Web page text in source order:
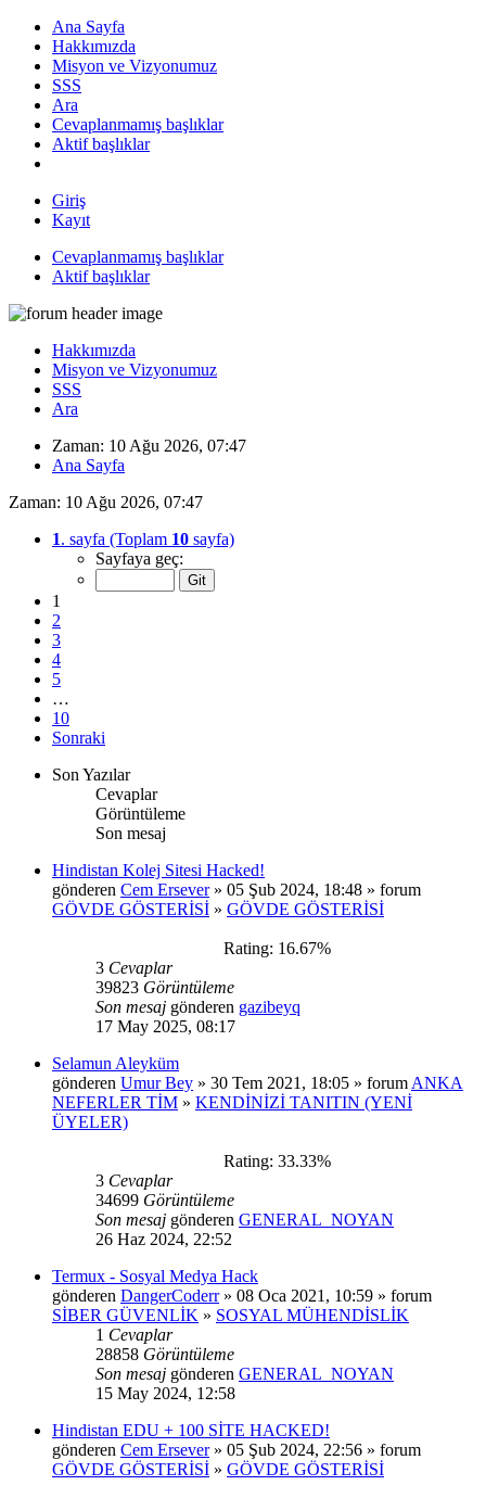
Ana Sayfa
Hakkımızda
Misyon ve Vizyonumuz
SSS
Ara
Cevaplanmamış başlıklar
Aktif başlıklar
Giriş
Kayıt
Cevaplanmamış başlıklar
Aktif başlıklar
Hakkımızda
Misyon ve Vizyonumuz
SSS
Ara
Zaman: 10 Ağu 2026, 07:47
Ana Sayfa
Zaman: 10 Ağu 2026, 07:47
1. sayfa (Toplam 10 sayfa)
Sayfaya geç:
1
2
3
4
5
…
10
Sonraki
Son Yazılar
Cevaplar
Görüntüleme
Son mesaj
Hindistan Kolej Sitesi Hacked!
gönderen Cem Ersever» 05 Şub 2024, 18:48 » forum
GÖVDE GÖSTERİSİ » GÖVDE GÖSTERİSİ
Rating: 16.67%
3 Cevaplar
39823 Görüntüleme
Son mesaj gönderen gazibeyq
17 May 2025, 08:17
Selamun Aleyküm
gönderen Umur Bey » 30 Tem 2021, 18:05 » forum ANKA
NEFERLER TİM » KENDİNİZİ TANITIN (YENİ
ÜYELER)
Rating: 33.33%
3 Cevaplar
34699 Görüntüleme
Son mesaj gönderen GENERAL_NOYAN
26 Haz 2024, 22:52
Termux - Sosyal Medya Hack
gönderen DangerCoderr» 08 Oca 2021, 10:59 » forum
SİBER GÜVENLİK » SOSYAL MÜHENDİSLİK
1 Cevaplar
28858 Görüntüleme
Son mesaj gönderen GENERAL_NOYAN
15 May 2024, 12:58
Hindistan EDU + 100 SİTE HACKED!
gönderen Cem Ersever» 05 Şub 2024, 22:56 » forum
GÖVDE GÖSTERİSİ » GÖVDE GÖSTERİSİ